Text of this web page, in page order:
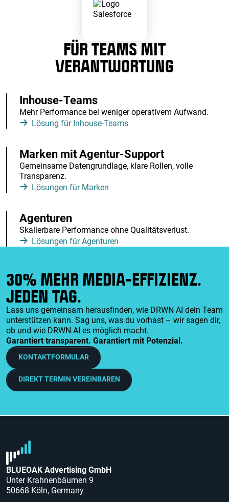
FÜR TEAMS MIT
VERANTWORTUNG
Inhouse-Teams
Mehr Performance bei weniger operativem Aufwand.
Lösung für Inhouse-Teams
Marken mit Agentur-Support
Gemeinsame Datengrundlage, klare Rollen, volle
Transparenz.
Lösungen für Marken
Agenturen
Skalierbare Performance ohne Qualitätsverlust.
Lösungen für Agenturen
30% MEHR MEDIA-EFFIZIENZ.
JEDE N TAG.
Lass uns gemeinsam herausfinden, wie DRWN AI dein Team
unterstützen kann. Sag uns, was du vorhast – wir sagen dir,
ob und wie DRWN AI es möglich macht.
Garantiert transparent. Garantiert mit Potenzial.
KONTAKTFORMULAR
DIREKT TERMIN VEREINBAREN
BLUEOAK Advertising GmbH
Unter Krahnenbäumen 9
50668 Köln, Germany